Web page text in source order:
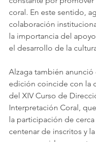
coral. En este sentido,
colaboración
la importancia del
el desarrollo de la
Alzaga también anunció
edición coincide con la
del XIV Curso de
Interpretación Coral,
la participación de
centenar de inscritos y